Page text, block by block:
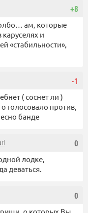
+8
ам, которые
каруселях и
«стабильности»,
-1
( соснет ли )
голосовало против,
банде
0
лодке,
деваться.
0